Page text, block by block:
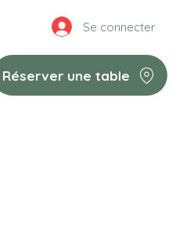
Se connecter
Réserver une table